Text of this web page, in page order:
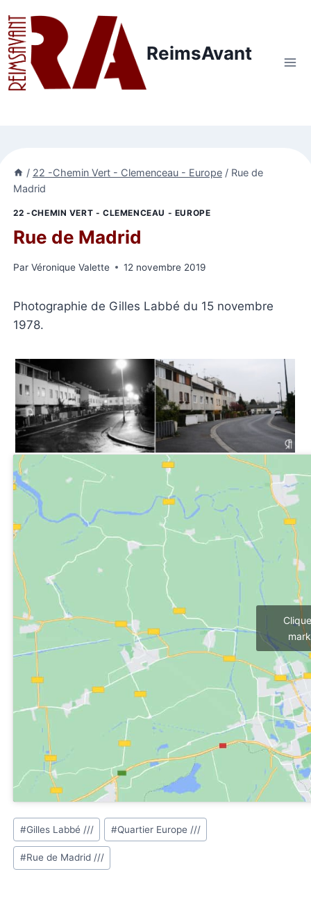
au
contenu
ReimsAvant
/ 22 -Chemin Vert - Clemenceau - Europe / Rue de
Madrid
22 -CHEMIN VERT - CLEMENCEAU - EUROPE
Rue de Madrid
Par Véronique Valette 12 novembre 2019
Photographie de Gilles Labbé du 15 novembre
1978.
Étiquettes
de
la
#Gilles Labbé /// #Quartier Europe ///
#Rue de Madrid ///